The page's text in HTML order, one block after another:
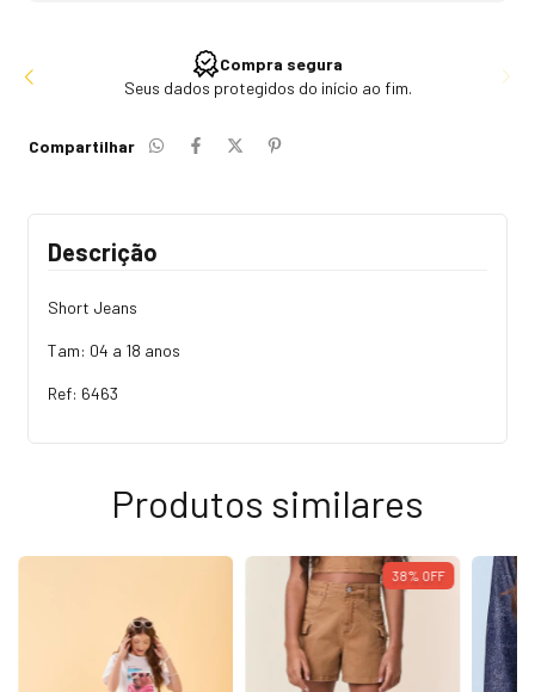
Compra segura
Seus dados protegidos do início ao fim.
Compartilhar
Descrição
Short Jeans
Tam: 04 a 18 anos
Ref: 6463
Produtos similares
38% OFF